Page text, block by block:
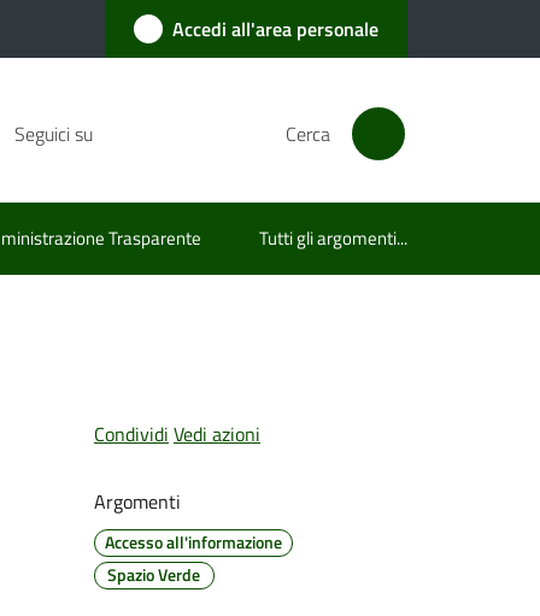
Accedi all'area personale
Seguici su Cerca
Trasparente Tutti gli argomenti...
Condividi Vedi azioni
Argomenti
Accesso all'informazione
Spazio Verde